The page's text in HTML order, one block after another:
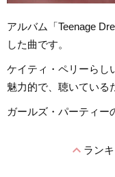
アルバム「Teenage
した曲です。
ケイティ・ペリーらし
魅力的で、聴いている
ガールズ・パーティー
expand_lessラン